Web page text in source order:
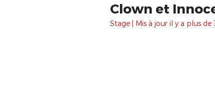
Clown et
Stage | Mis à jour il y a plus de